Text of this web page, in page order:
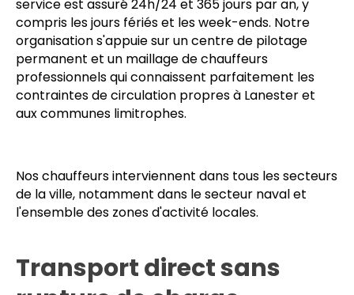
DAGO Express garantit l'enlèvement de vos
marchandises sur site sous60 à 120 minutesdès
réception de votre ordre de mission. Ce niveau de
service est assuré 24h/24 et 365 jours par an, y
compris les jours fériés et les week-ends. Notre
organisation s'appuie sur un centre de pilotage
contraintes de circulation propres à Lanester et
aux communes limitrophes.
de la ville, notamment dans le secteur naval et
l'ensemble des zones d'activité locales.